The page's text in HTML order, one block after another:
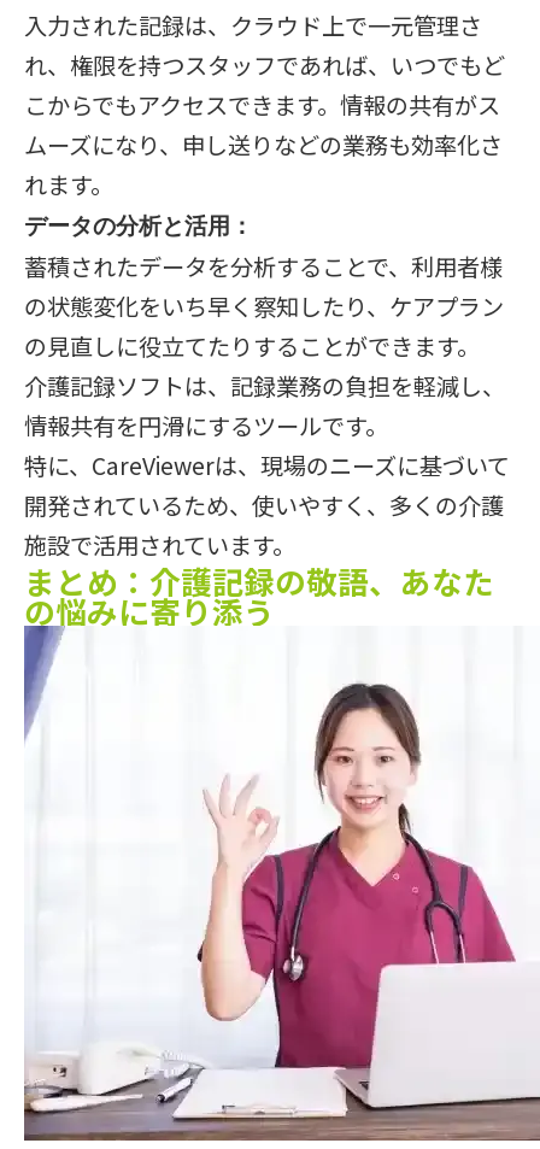
入力された記録は、クラウド上で一元管理さ
れ、権限を持つスタッフであれば、いつでもど
こからでもアクセスできます。情報の共有がス
ムーズになり、申し送りなどの業務も効率化さ
れます。
データの分析と活用：
蓄積されたデータを分析することで、利用者様
の状態変化をいち早く察知したり、ケアプラン
の見直しに役立てたりすることができます。
介護記録ソフトは、記録業務の負担を軽減し、
情報共有を円滑にするツールです。
特に、CareViewerは、現場のニーズに基づいて
開発されているため、使いやすく、多くの介護
施設で活用されています。
まとめ：介護記録の敬語、あなた
の悩みに寄り添う